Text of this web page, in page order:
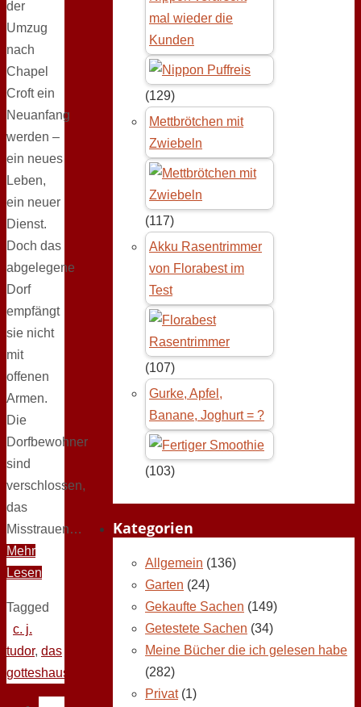
der
Umzug
nach
Chapel
Croft ein
Neuanfang
werden –
ein neues
Leben,
ein neuer
Dienst.
Doch das
abgelegene
Dorf
empfängt
sie nicht
mit
offenen
Armen.
Die
Dorfbewohner
sind
verschlossen,
das
Misstrauen…
Mehr
Lesen
Tagged
c. j.
tudor, das
gotteshaus
mal wieder die
Kunden
(129)
Mettbrötchen mit
Zwiebeln
(117)
Akku Rasentrimmer
von Florabest im
Test
(107)
Gurke, Apfel,
Banane, Joghurt = ?
(103)
Kategorien
Allgemein (136)
Garten (24)
Gekaufte Sachen (149)
Getestete Sachen (34)
Meine Bücher die ich gelesen habe
(282)
Privat(1)